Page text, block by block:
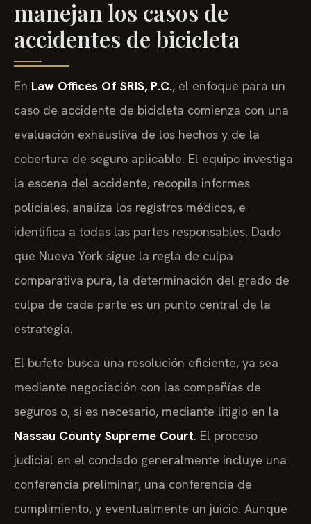
manejan los casos de
accidentes de bicicleta
En Law Offices Of SRIS, P.C., el enfoque para un
caso de accidente de bicicleta comienza con una
evaluación exhaustiva de los hechos y de la
cobertura de seguro aplicable. El equipo investiga
la escena del accidente, recopila informes
policiales, analiza los registros médicos, e
identifica a todas las partes responsables. Dado
que Nueva York sigue la regla de culpa
comparativa pura, la determinación del grado de
culpa de cada parte es un punto central de la
estrategia.
El bufete busca una resolución eficiente, ya sea
mediante negociación con las compañías de
seguros o, si es necesario, mediante litigio en la
Nassau County Supreme Court. El proceso
judicial en el condado generalmente incluye una
conferencia preliminar, una conferencia de
cumplimiento, y eventualmente un juicio. Aunque